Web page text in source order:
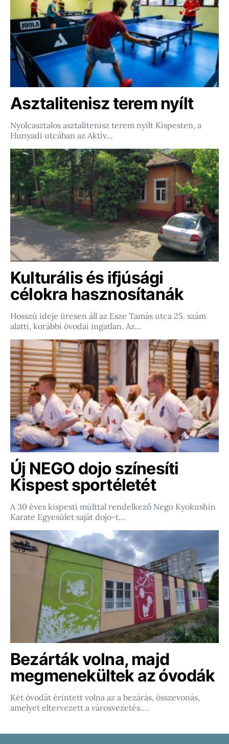
Asztalitenisz terem nyílt
Nyolcasztalos asztalitenisz terem nyílt Kispesten, a
Hunyadi utcában az Aktív…
Kulturális és ifjúsági
célokra hasznosítanák
Hosszú ideje üresen áll az Esze Tamás utca 25. szám
alatti, korábbi óvodai ingatlan. Az…
Új NEGO dojo színesíti
Kispest sportéletét
A 30 éves kispesti múlttal rendelkező Nego Kyokushin
Karate Egyesület saját dojo-t…
Bezárták volna, majd
megmenekültek az óvodák
Két óvodát érintett volna az a bezárás, összevonás,
amelyet eltervezett a városvezetés.…